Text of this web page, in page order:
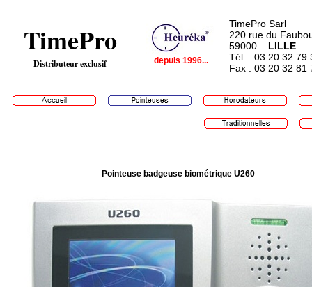
TimePro
Distributeur exclusif depuis 1996...
TimePro Sarl
220 rue du
59000
LILLE
Tél : 03 20 32 79
Fax : 03 20 32 81
Pointeuse badgeuse biométrique U260